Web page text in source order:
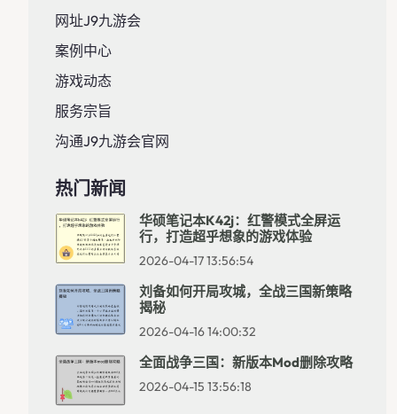
网址J9九游会
案例中心
游戏动态
服务宗旨
沟通J9九游会官网
热门新闻
华硕笔记本k42j：红警模式全屏运
行，打造超乎想象的游戏体验
2026-04-17 13:56:54
刘备如何开局攻城，全战三国新策略
揭秘
2026-04-16 14:00:32
全面战争三国：新版本mod删除攻略
2026-04-15 13:56:18